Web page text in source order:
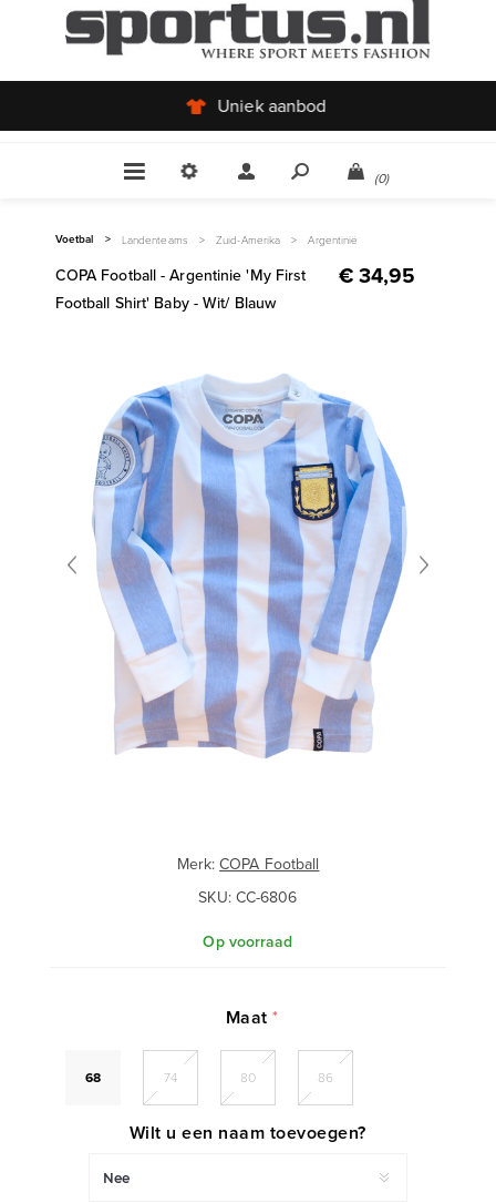
Uniek aanbod
(0)
Voetbal > Landenteams > Zuid-Amerika > Argentinië
COPA Football - Argentinie 'My First
Football Shirt' Baby - Wit/ Blauw
€ 34,95
Merk: COPA Football
SKU: CC-6806
Op voorraad
Maat*
68 74 80 86
Wilt u een naam toevoegen?